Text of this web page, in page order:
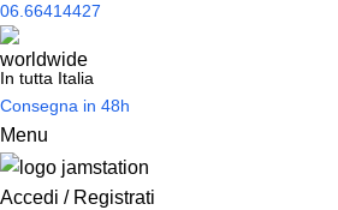
06.66414427
In tutta Italia
Consegna in 48h
Menu
Accedi / Registrati